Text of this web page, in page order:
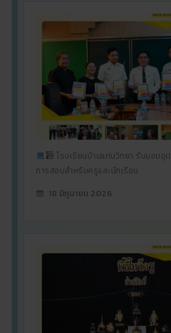
โรงเรียนบ้านแท่นวิทยา รับมอบอุ
การสอนสำหรับครูและนักเรียน
18 มิถุนายน 2026